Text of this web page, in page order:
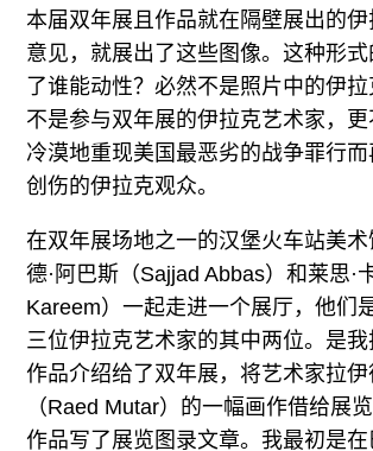
本届双年展且作品就在隔壁展出的
意见，就展出了这些图像。这种形式
了谁能动性？必然不是照片中的伊
不是参与双年展的伊拉克艺术家，
冷漠地重现美国最恶劣的战争罪行
创伤的伊拉克观众。
在双年展场地之一的汉堡火车站美
德·阿巴斯（Sajjad Abbas）和莱思·
Kareem）一起走进一个展厅，他们
三位伊拉克艺术家的其中两位。是
作品介绍给了双年展，将艺术家拉伊
（Raed Mutar）的一幅画作借给展
作品写了展览图录文章。我最初是